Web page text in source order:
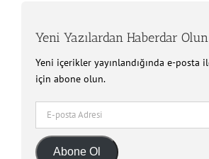
Yeni Yazılardan Haberdar Olun
Yeni içerikler yayınlandığında e-posta
için abone olun.
Adresi
Abone Ol